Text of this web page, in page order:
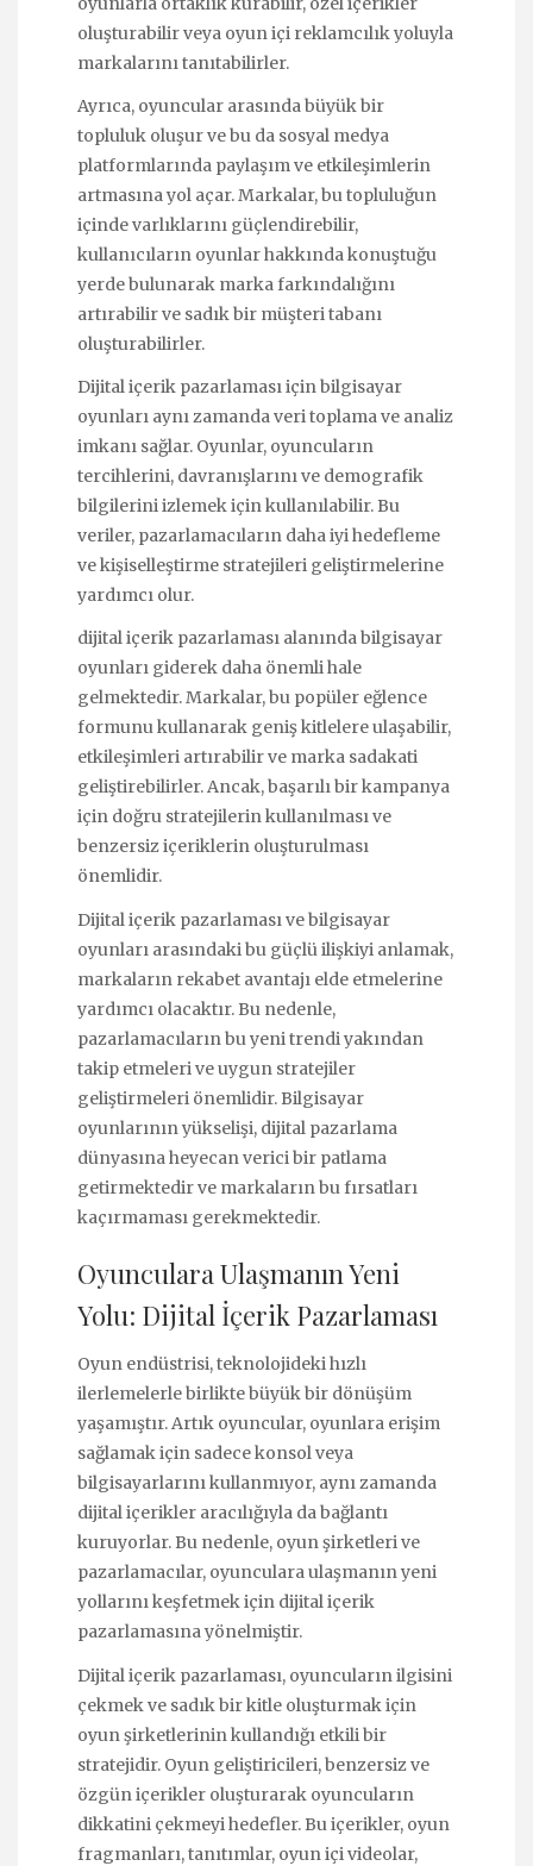
oluşturabilir veya oyun içi reklamcılık yoluyla
markalarını tanıtabilirler.
Ayrıca, oyuncular arasında büyük bir
topluluk oluşur ve bu da sosyal medya
platformlarında paylaşım ve etkileşimlerin
artmasına yol açar. Markalar, bu topluluğun
içinde varlıklarını güçlendirebilir,
kullanıcıların oyunlar hakkında konuştuğu
yerde bulunarak marka farkındalığını
artırabilir ve sadık bir müşteri tabanı
oluşturabilirler.
Dijital içerik pazarlaması için bilgisayar
oyunları aynı zamanda veri toplama ve analiz
imkanı sağlar. Oyunlar, oyuncuların
tercihlerini, davranışlarını ve demografik
bilgilerini izlemek için kullanılabilir. Bu
veriler, pazarlamacıların daha iyi hedefleme
ve kişiselleştirme stratejileri geliştirmelerine
yardımcı olur.
dijital içerik pazarlaması alanında bilgisayar
oyunları giderek daha önemli hale
gelmektedir. Markalar, bu popüler eğlence
formunu kullanarak geniş kitlelere ulaşabilir,
etkileşimleri artırabilir ve marka sadakati
geliştirebilirler. Ancak, başarılı bir kampanya
için doğru stratejilerin kullanılması ve
benzersiz içeriklerin oluşturulması
önemlidir.
Dijital içerik pazarlaması ve bilgisayar
oyunları arasındaki bu güçlü ilişkiyi anlamak,
markaların rekabet avantajı elde etmelerine
yardımcı olacaktır. Bu nedenle,
pazarlamacıların bu yeni trendi yakından
takip etmeleri ve uygun stratejiler
geliştirmeleri önemlidir. Bilgisayar
oyunlarının yükselişi, dijital pazarlama
dünyasına heyecan verici bir patlama
getirmektedir ve markaların bu fırsatları
kaçırmaması gerekmektedir.
Oyunculara Ulaşmanın Yeni
Yolu: Dijital İçerik Pazarlaması
Oyun endüstrisi, teknolojideki hızlı
ilerlemelerle birlikte büyük bir dönüşüm
yaşamıştır. Artık oyuncular, oyunlara erişim
sağlamak için sadece konsol veya
bilgisayarlarını kullanmıyor, aynı zamanda
dijital içerikler aracılığıyla da bağlantı
kuruyorlar. Bu nedenle, oyun şirketleri ve
pazarlamacılar, oyunculara ulaşmanın yeni
yollarını keşfetmek için dijital içerik
pazarlamasına yönelmiştir.
Dijital içerik pazarlaması, oyuncuların ilgisini
çekmek ve sadık bir kitle oluşturmak için
oyun şirketlerinin kullandığı etkili bir
stratejidir. Oyun geliştiricileri, benzersiz ve
özgün içerikler oluşturarak oyuncuların
dikkatini çekmeyi hedefler. Bu içerikler, oyun
fragmanları, tanıtımlar, oyun içi videolar,